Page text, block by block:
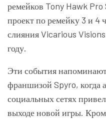
ремейков Tony Hawk
проект по ремейку 3 и 4
слияния Vicarious
году.
Эти события
франшизой Spyro, когда
социальных сетях
выходе новой игры.